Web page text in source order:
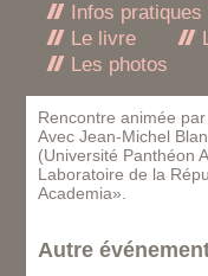
Infos pratiques
Le livre
Les photos
Rencontre animée
Avec Jean-Michel
(Université Panthéon
Laboratoire de la
Academia».
Autre